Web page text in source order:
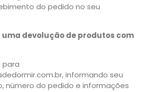
do pedido no seu
devolução de produtos com
para
informando seu
número do pedido e informações